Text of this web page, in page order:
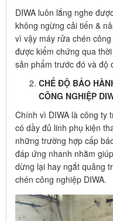
DIWA luôn lắng nghe
không ngừng cải tiến &
vì vậy máy rửa chén
được kiểm chứng qua
sản phẩm trước đó và độ
CHẾ ĐỘ BẢO
CÔNG NGHIỆP
Chính vì DIWA là công ty
có dầy đủ linh phụ kiện
những trường hợp cấp
đáp ứng nhanh nhằm
dừng lại hay ngắt quảng
chén công nghiệp DIWA.